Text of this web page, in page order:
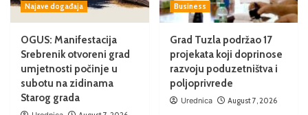
Najave događaja
OGUS: Manifestacija
Srebrenik otvoreni grad
umjetnosti počinje u
subotu na zidinama
Starog grada
Business
Grad Tuzla podržao 17
projekata koji doprinose
razvoju poduzetništva i
poljoprivrede
Urednica August 7, 2026